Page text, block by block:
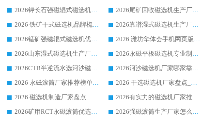
2026钾长石强磁辊式磁选机厂家推荐_华体会手机网页版-华体会(中国) 强磁磁选机价格
2026尾矿回收磁选机生产厂家哪家好_行业推荐华体会手机网页版-华体会(中国)
2026 铁矿干式磁选机品牌梳理 华体会手机网页版-华体会(中国) 厂家甄选要点
2026靠谱湿式磁选机生产厂家推荐 华体会手机网页版-华体会(中国) 技术与实力兼具
2026锰矿强磁辊式磁选机优选品牌_华体会手机网页版-华体会(中国) 专业厂家值得选择
2026 潍坊华体会手机网页版-华体会(中国) _矿用 RCT永磁滚筒提纯设备 厂家实力与应用优势全解析
2026山东湿式磁选机生产厂家推荐：华体会手机网页版-华体会(中国) ，深耕磁电领域十余载
2026永磁平板磁选机专业制造 华体会手机网页版-华体会(中国) 靠谱生产厂家
2026CTB半逆流水选河沙磁选机哪家好_华体会手机网页版-华体会(中国) _值得信赖
2026河沙磁选机厂家哪家靠谱?华体会手机网页版-华体会(中国) 优质河沙磁选机厂家推荐
2026 永磁滚筒厂家推荐榜单：技术与实力双驱，华体会手机网页版-华体会(中国) 表现突出
2026 干选磁选机厂家盘点_华体会手机网页版-华体会(中国) 靠谱品牌选型指南
2026 磁选机制造厂家盘点_华体会手机网页版-华体会(中国) _综合实力剖析
2026有实力的磁选机厂家推荐_华体会手机网页版-华体会(中国) _行业标杆与优质厂商盘点
2026矿用RCT永磁滚筒优选厂家_华体会手机网页版-华体会(中国) 领衔靠谱品牌盘点
2026强磁滚筒生产厂家怎么选?行业口碑推荐华体会手机网页版-华体会(中国)